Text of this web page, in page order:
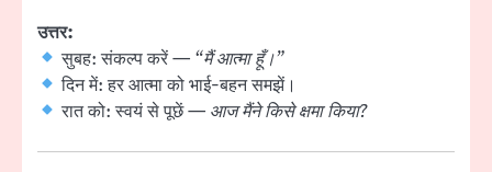
उत्तर:
सुबह: संकल्प करें — “मैं आत्मा हूँ।”
दिन में: हर आत्मा को भाई-बहन समझें।
रात को: स्वयं से पूछें — आज मैंने किसे क्षमा किया?